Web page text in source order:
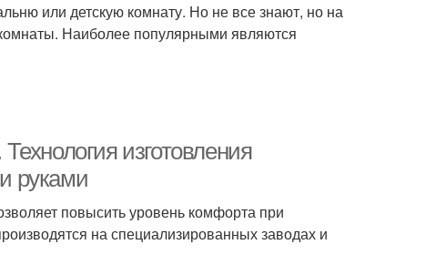
или детскую комнату. Но не все знают, но на
Наиболее популярными являются
изготовления
руками
повысить уровень комфорта при
на специализированных заводах и